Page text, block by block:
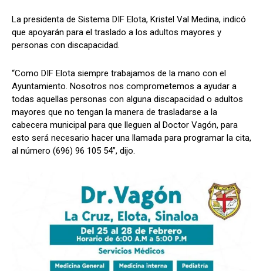
La presidenta de Sistema DIF Elota, Kristel Val Medina, indicó
que apoyarán para el traslado a los adultos mayores y
personas con discapacidad.
“Como DIF Elota siempre trabajamos de la mano con el
Ayuntamiento. Nosotros nos comprometemos a ayudar a
todas aquellas personas con alguna discapacidad o adultos
mayores que no tengan la manera de trasladarse a la
cabecera municipal para que lleguen al Doctor Vagón, para
esto será necesario hacer una llamada para programar la cita,
al número (696) 96 105 54”, dijo.